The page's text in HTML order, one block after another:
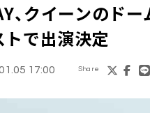
、クイーンのド
トで出演決定
17:00 Share